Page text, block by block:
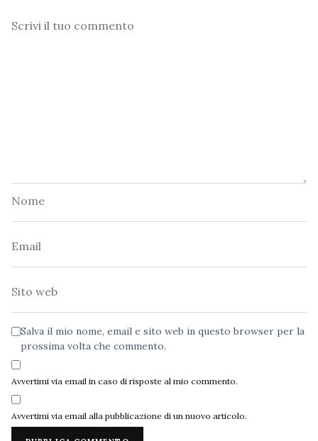
Commento
Salva il mio nome, email e sito web in questo browser per la
prossima volta che commento.
Avvertimi via email in caso di risposte al mio commento.
Avvertimi via email alla pubblicazione di un nuovo articolo.